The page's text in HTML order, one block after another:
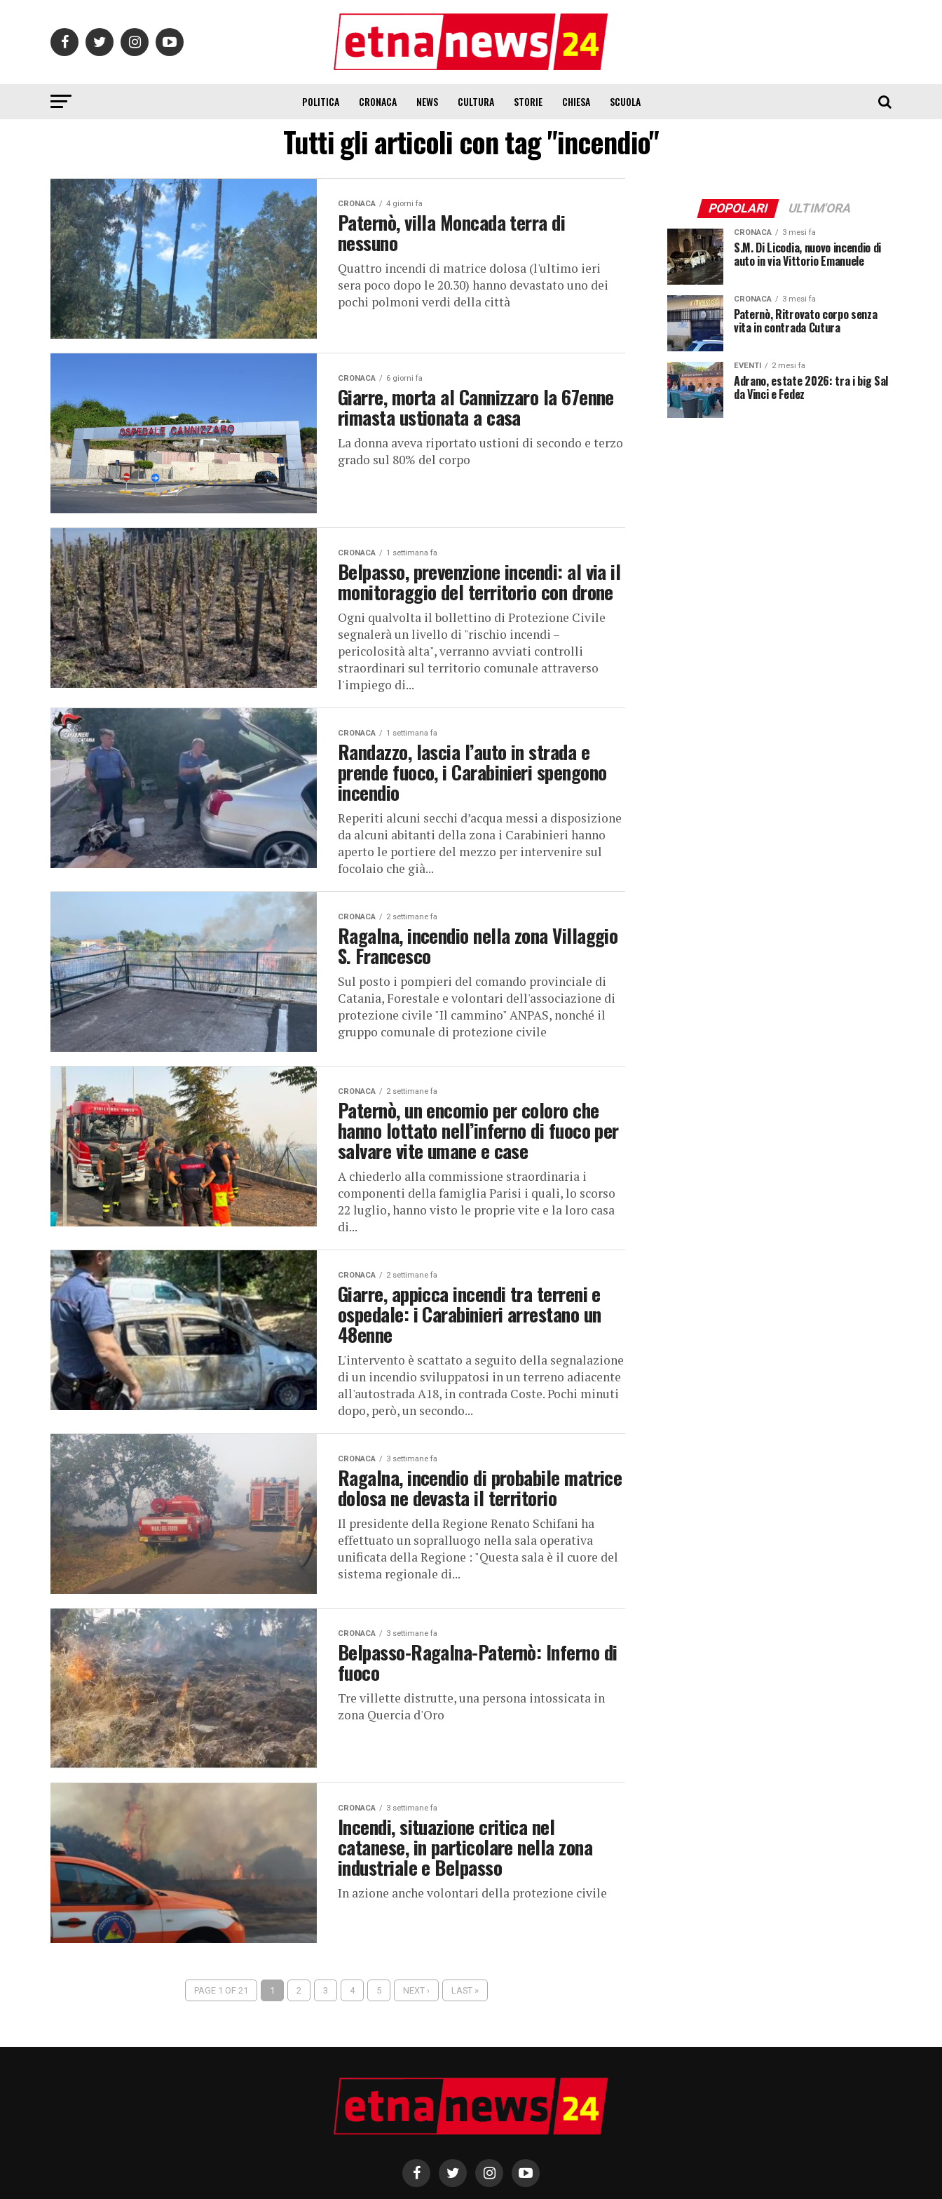
POLITICA CRONACA NEWS CULTURA STORIE CHIESA SCUOLA
Tutti gli articoli con tag "incendio"
CRONACA 4 giorni fa
Paternò, villa Moncada terra di
nessuno
Quattro incendi di matrice dolosa (l'ultimo ieri
sera poco dopo le 20.30) hanno devastato uno dei
pochi polmoni verdi della città
CRONACA 6 giorni fa
Giarre, morta al Cannizzaro la 67enne
rimasta ustionata a casa
La donna aveva riportato ustioni di secondo e terzo
grado sul 80% del corpo
CRONACA 1 settimana fa
Belpasso, prevenzione incendi: al via il
monitoraggio del territorio con drone
Ogni qualvolta il bollettino di Protezione Civile
segnalerà un livello di "rischio incendi –
pericolosità alta", verranno avviati controlli
straordinari sul territorio comunale attraverso
l'impiego di...
CRONACA 1 settimana fa
Randazzo, lascia l’auto in strada e
prende fuoco, i Carabinieri spengono
incendio
Reperiti alcuni secchi d’acqua messi a disposizione
da alcuni abitanti della zona i Carabinieri hanno
aperto le portiere del mezzo per intervenire sul
focolaio che già...
CRONACA 2 settimane fa
Ragalna, incendio nella zona Villaggio
S. Francesco
Sul posto i pompieri del comando provinciale di
Catania, Forestale e volontari dell'associazione di
protezione civile "Il cammino" ANPAS, nonché il
gruppo comunale di protezione civile
CRONACA 2 settimane fa
Paternò, un encomio per coloro che
hanno lottato nell’inferno di fuoco per
salvare vite umane e case
A chiederlo alla commissione straordinaria i
componenti della famiglia Parisi i quali, lo scorso
22 luglio, hanno visto le proprie vite e la loro casa
di...
CRONACA 2 settimane fa
Giarre, appicca incendi tra terreni e
ospedale: i Carabinieri arrestano un
48enne
L'intervento è scattato a seguito della segnalazione
di un incendio sviluppatosi in un terreno adiacente
all'autostrada A18, in contrada Coste. Pochi minuti
dopo, però, un secondo...
CRONACA 3 settimane fa
Ragalna, incendio di probabile matrice
dolosa ne devasta il territorio
Il presidente della Regione Renato Schifani ha
effettuato un sopralluogo nella sala operativa
unificata della Regione : "Questa sala è il cuore del
sistema regionale di...
CRONACA 3 settimane fa
Belpasso-Ragalna-Paternò: Inferno di
fuoco
Tre villette distrutte, una persona intossicata in
zona Quercia d'Oro
CRONACA 3 settimane fa
Incendi, situazione critica nel
catanese, in particolare nella zona
industriale e Belpasso
In azione anche volontari della protezione civile
PAGE 1 OF 21 1 2 3 4 5 NEXT › LAST »
POPOLARI ULTIM'ORA
CRONACA 3 mesi fa
S.M. Di Licodia, nuovo incendio di
auto in via Vittorio Emanuele
CRONACA 3 mesi fa
Paternò, Ritrovato corpo senza
vita in contrada Cutura
EVENTI 2 mesi fa
Adrano, estate 2026: tra i big Sal
da Vinci e Fedez